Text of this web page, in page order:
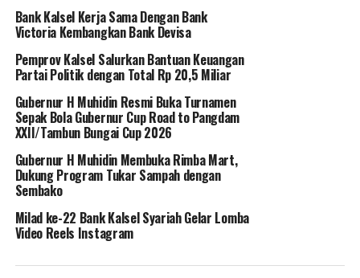
Bank Kalsel Kerja Sama Dengan Bank
Victoria Kembangkan Bank Devisa
Pemprov Kalsel Salurkan Bantuan Keuangan
Partai Politik dengan Total Rp 20,5 Miliar
Gubernur H Muhidin Resmi Buka Turnamen
Sepak Bola Gubernur Cup Road to Pangdam
XXII/Tambun Bungai Cup 2026
Gubernur H Muhidin Membuka Rimba Mart,
Dukung Program Tukar Sampah dengan
Sembako
Milad ke-22 Bank Kalsel Syariah Gelar Lomba
Video Reels Instagram